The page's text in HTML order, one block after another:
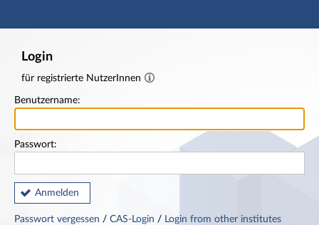
Hauptnavigation
Login
für registrierte NutzerInnen
Benutzername:
Passwort:
Anmelden
Passwort vergessen / CAS-Login / Login from other institutes